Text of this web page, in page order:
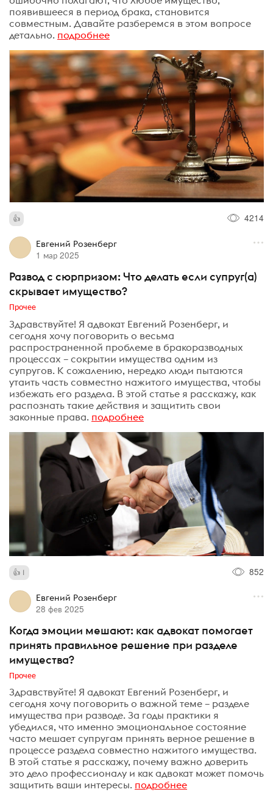
появившееся в период брака, становится
совместным. Давайте разберемся в этом вопросе
детально. подробнее
4214
Евгений Розенберг
1 мар 2025
Развод с сюрпризом: Что делать если супруг(а)
скрывает имущество?
Прочее
Здравствуйте! Я адвокат Евгений Розенберг, и
сегодня хочу поговорить о весьма
распространенной проблеме в бракоразводных
процессах – сокрытии имущества одним из
супругов. К сожалению, нередко люди пытаются
утаить часть совместно нажитого имущества, чтобы
избежать его раздела. В этой статье я расскажу, как
распознать такие действия и защитить свои
законные права. подробнее
1 852
Евгений Розенберг
28 фев 2025
Когда эмоции мешают: как адвокат помогает
принять правильное решение при разделе
имущества?
Прочее
Здравствуйте! Я адвокат Евгений Розенберг, и
сегодня хочу поговорить о важной теме – разделе
имущества при разводе. За годы практики я
убедился, что именно эмоциональное состояние
часто мешает супругам принять верное решение в
процессе раздела совместно нажитого имущества.
В этой статье я расскажу, почему важно доверить
это дело профессионалу и как адвокат может помочь
защитить ваши интересы. подробнее